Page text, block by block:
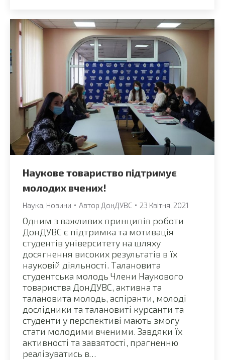
Наукове товариство підтримує
молодих вчених!
Наука, Новини Автор ДонДУВС 23 Квітня, 2021
Одним з важливих принципів роботи
ДонДУВС є підтримка та мотивація
студентів університету на шляху
досягнення високих результатів в їх
науковій діяльності. Талановита
студентська молодь Члени Наукового
товариства ДонДУВС, активна та
талановита молодь, аспіранти, молоді
дослідники та талановиті курсанти та
студенти у перспективі мають змогу
стати молодими вченими. Завдяки їх
активності та завзятості, прагненню
реалізуватись в…